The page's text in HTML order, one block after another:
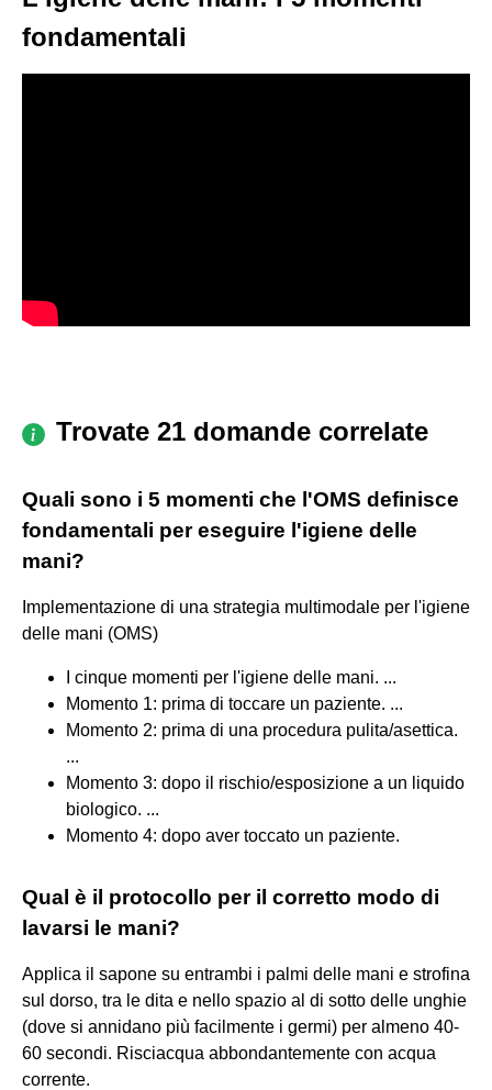
fondamentali
Trovate 21 domande correlate
Quali sono i 5 momenti che l'OMS definisce
fondamentali per eseguire l'igiene delle
mani?
Implementazione di una strategia multimodale per l'igiene
delle mani (OMS)
I cinque momenti per l'igiene delle mani. ...
Momento 1: prima di toccare un paziente. ...
Momento 2: prima di una procedura pulita/asettica.
...
Momento 3: dopo il rischio/esposizione a un liquido
biologico. ...
Momento 4: dopo aver toccato un paziente.
Qual è il protocollo per il corretto modo di
lavarsi le mani?
Applica il sapone su entrambi i palmi delle mani e strofina
sul dorso, tra le dita e nello spazio al di sotto delle unghie
(dove si annidano più facilmente i germi) per almeno 40-
60 secondi. Risciacqua abbondantemente con acqua
corrente.